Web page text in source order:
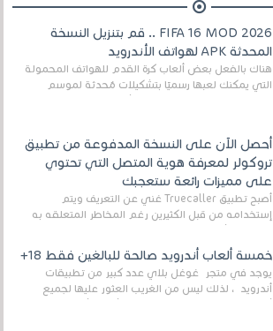
FIFA 16 MOD 2026 .. قم بتنزيل النسخة
المحدثة APK لهواتف الأندرويد
هناك بالفعل بعض ألعاب كرة القدم للهواتف المحمولة
التي يمكنك لعبها رسميًا بتشكيلات مُحدثة لموسم
أحصل الآن على النسخة المدفوعة من تطبيق
تروكولر لمعرفة هوية المتصل التي تحتوي
على مميزات رائعة ستعجبك
أصبح تطبيق Truecaller غني عن التعريف ويتم
إستخدامه من قبل الكثيرين رغم المخاطر المتعلقه به
خمسة ألعاب أندرويد صالحة للبالغين فقط 18+
يوجد في متجر غوغل بلاي عدد كبير من تطبيقات
أندرويد ، لذلك ليس من الغريب العثور عليها لجميع